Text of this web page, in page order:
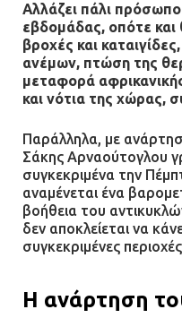
Αλλάζει πάλι
εβδομάδας, οπότε και
βροχές και
ανέμων, πτώση της
μεταφορά
και νότια της χώρας,
Παράλληλα, με
Σάκης Αρναούτογλου
συγκεκριμένα την
αναμένεται ένα
βοήθεια του
δεν αποκλείεται να
συγκεκριμένες
Η ανάρτηση